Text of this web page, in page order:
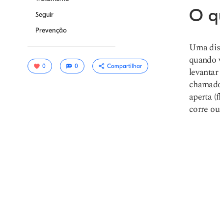
Seguir
Prevenção
0 0 Compartilhar
O
Uma
quando
aperta
corre